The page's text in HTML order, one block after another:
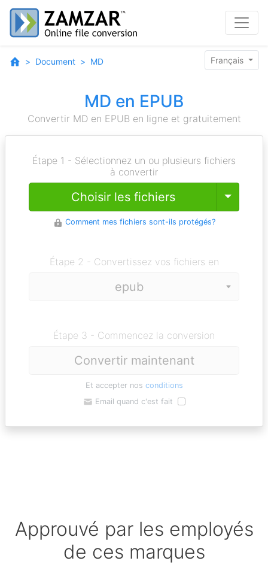
Document MD Français
MD en EPUB
Convertir MD en EPUB en ligne et gratuitement
Étape 1 - Sélectionnez un ou plusieurs fichiers
à convertir
Choisir les fichiers Toggle
Comment mes fichiers sont-ils protégés?
Étape 2 - Convertissez vos fichiers en
Étape 3 - Commencez la conversion
Convertir maintenant
Et accepter nos conditions
Email quand c'est fait
Approuvé par les employés
de ces marques